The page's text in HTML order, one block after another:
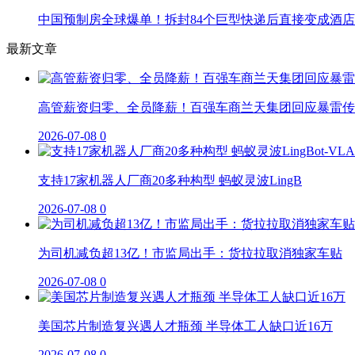
中国预制房全球爆单！拆封84个巨型快递后直接变成酒店
最新文章
高管薪资归零、全员降薪！百强车商兰天集团回应暴雷
2026-07-08 0
支持17家机器人厂商20多种构型 蚂蚁灵波LingB
2026-07-08 0
为司机减负超13亿！市监局出手：货拉拉取消独家车贴
2026-07-08 0
美国芯片制造复兴遇人才瓶颈 半导体工人缺口近16万